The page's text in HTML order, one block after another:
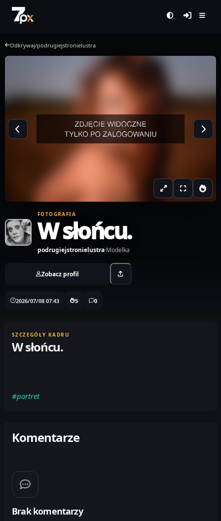
Odkrywaj/podrugiejstronielustra
FOTOGRAFIA
W słońcu.
podrugiejstronielustra·Modelka
Zobacz profil
2026/07/08 07:43 5 0
SZCZEGÓŁY KADRU
W słońcu.
#portret
Komentarze
Brak komentarzy